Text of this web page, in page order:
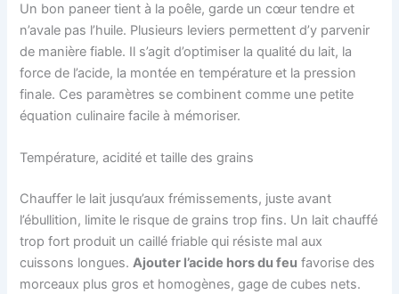
Un bon paneer tient à la poêle, garde un cœur tendre et
n’avale pas l’huile. Plusieurs leviers permettent d’y parvenir
de manière fiable. Il s’agit d’optimiser la qualité du lait, la
force de l’acide, la montée en température et la pression
finale. Ces paramètres se combinent comme une petite
équation culinaire facile à mémoriser.
Température, acidité et taille des grains
Chauffer le lait jusqu’aux frémissements, juste avant
l’ébullition, limite le risque de grains trop fins. Un lait chauffé
trop fort produit un caillé friable qui résiste mal aux
cuissons longues.Ajouter l’acide hors du feu favorise des
morceaux plus gros et homogènes, gage de cubes nets.